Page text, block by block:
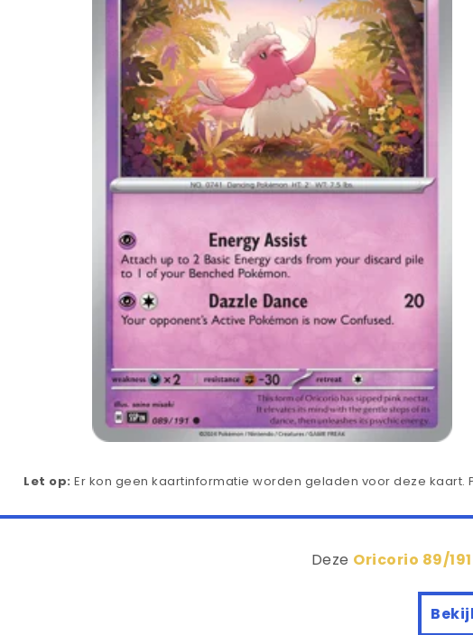
Let op: Er kon geen kaartinformatie worden geladen voor deze
Deze Oricorio 89/191